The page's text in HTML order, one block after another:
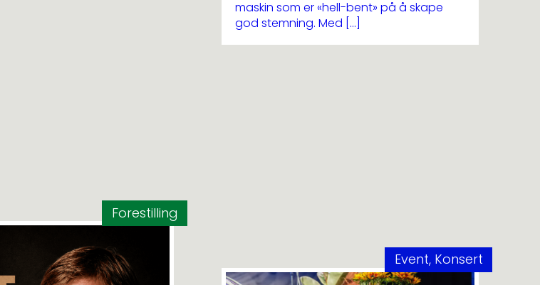
maskin som er «hell-bent» på å skape
god stemning. Med […]
Forestilling
Event, Konsert